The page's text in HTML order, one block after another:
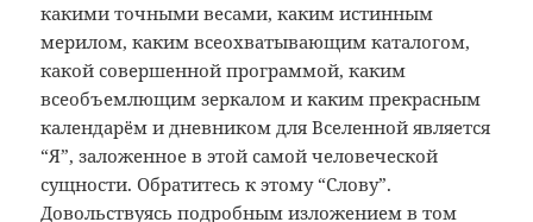
какими точными весами, каким истинным
мерилом, каким всеохватывающим каталогом,
какой совершенной программой, каким
всеобъемлющим зеркалом и каким прекрасным
календарём и дневником для Вселенной является
“Я”, заложенное в этой самой человеческой
сущности. Обратитесь к этому “Слову”.
Довольствуясь подробным изложением в том